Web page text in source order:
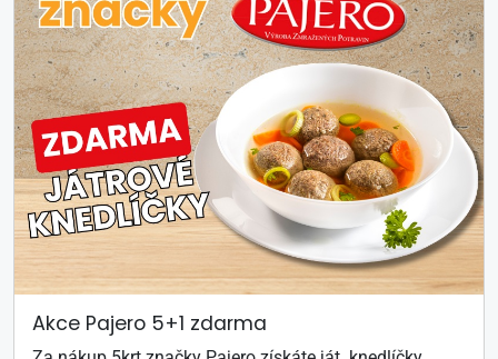
Akce Pajero 5+1 zdarma